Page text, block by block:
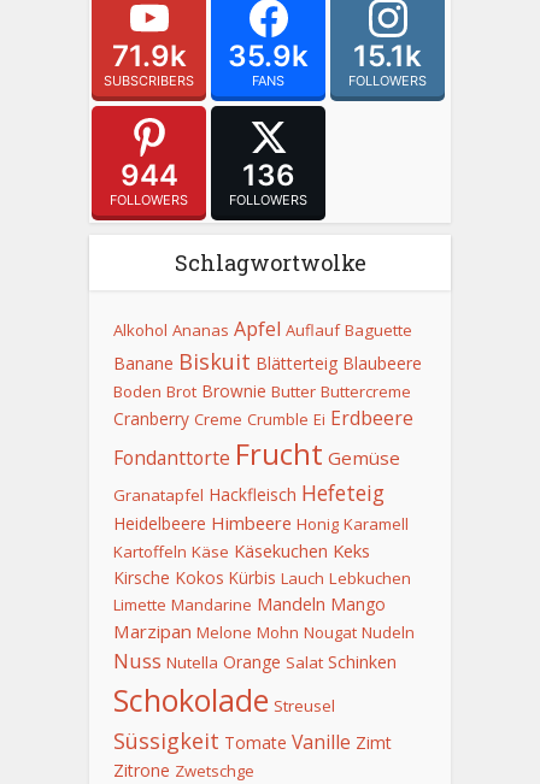
71.9k
SUBSCRIBERS
35.9k
FANS
15.1k
FOLLOWERS
944
FOLLOWERS
136
FOLLOWERS
Schlagwortwolke
Alkohol Ananas Apfel Auflauf Baguette
Banane Biskuit Blätterteig Blaubeere
Boden Brot Brownie Butter Buttercreme
Cranberry Creme Crumble Ei Erdbeere
Fondanttorte Frucht Gemüse
Granatapfel Hackfleisch Hefeteig
Heidelbeere Himbeere Honig Karamell
Kartoffeln Käse Käsekuchen Keks
Kirsche Kokos Kürbis Lauch Lebkuchen
Limette Mandarine Mandeln Mango
Marzipan Melone Mohn Nougat Nudeln
Nuss Nutella Orange Salat Schinken
Schokolade Streusel
Süssigkeit Tomate Vanille Zimt
Zitrone Zwetschge